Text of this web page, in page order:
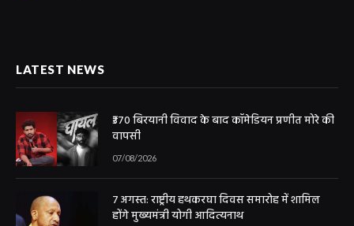
LATEST NEWS
₹370 बिरयानी विवाद के बाद कॉमेडियन प्रणीत मोरे की
वापसी
07/08/2026
7 अगस्त: राष्ट्रीय हथकरघा दिवस समारोह में शामिल
होंगे मुख्यमंत्री योगी आदित्यनाथ